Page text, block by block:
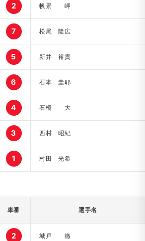
2 帆景 岬
7 松尾 隆広
5 新井 裕貴
6 石本 圭耶
4 石橋 大
3 西村 昭紀
1 村田 光希
車番 選手名
2 城戸 徹